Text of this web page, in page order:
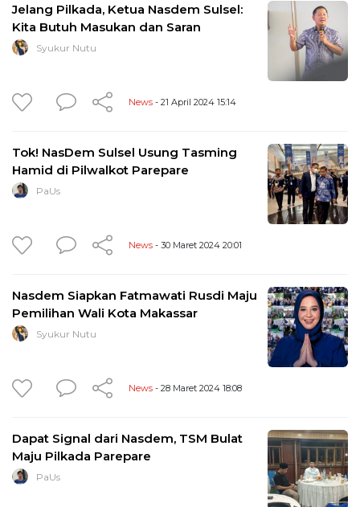
Jelang Pilkada, Ketua Nasdem Sulsel:
Kita Butuh Masukan dan Saran
Syukur Nutu
News - 21 April 2024 15:14
Tok! NasDem Sulsel Usung Tasming
Hamid di Pilwalkot Parepare
PaUs
News - 30 Maret 2024 20:01
Nasdem Siapkan Fatmawati Rusdi Maju
Pemilihan Wali Kota Makassar
Syukur Nutu
News - 28 Maret 2024 18:08
Dapat Signal dari Nasdem, TSM Bulat
Maju Pilkada Parepare
PaUs